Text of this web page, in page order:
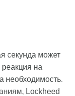
секунда может
на
необходимость.
Lockheed